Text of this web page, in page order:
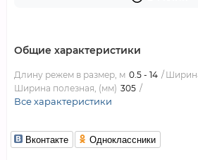
Общие характеристики
Длину режем в размер, м 0.5 - 14
Ширина полезная, (мм) 305
Все характеристики
Вконтакте Одноклассники